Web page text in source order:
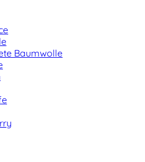
Baumwolle